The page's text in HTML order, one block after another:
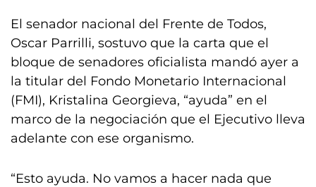
El senador nacional del Frente de Todos,
Oscar Parrilli, sostuvo que la carta que el
bloque de senadores oficialista mandó ayer a
la titular del Fondo Monetario Internacional
(FMI), Kristalina Georgieva, “ayuda” en el
marco de la negociación que el Ejecutivo lleva
adelante con ese organismo.
“Esto ayuda. No vamos a hacer nada que